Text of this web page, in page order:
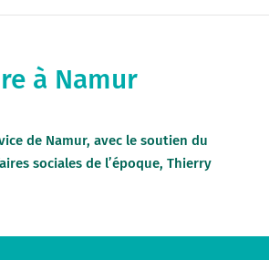
à Namur
de Namur, avec le soutien du
sociales de l’époque, Thierry